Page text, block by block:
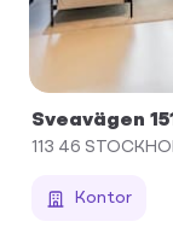
Sveavägen 151
113 46
Kontor